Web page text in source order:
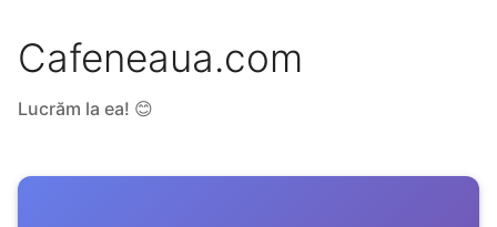
Cafeneaua.com
Lucrăm la ea! 😊